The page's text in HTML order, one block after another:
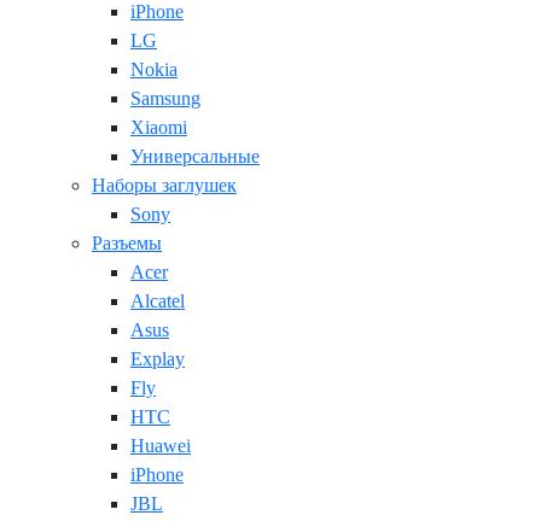
iPhone
LG
Nokia
Samsung
Xiaomi
Универсальные
Наборы заглушек
Sony
Разъемы
Acer
Alcatel
Asus
Explay
Fly
HTC
Huawei
iPhone
JBL